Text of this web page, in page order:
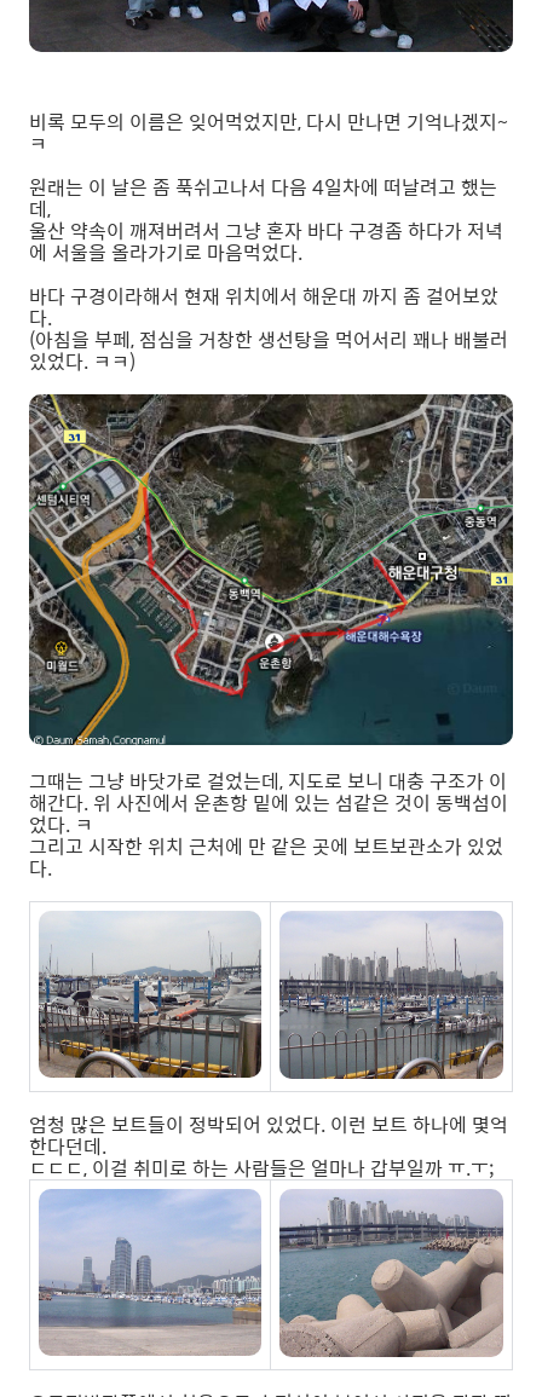
비록 모두의 이름은 잊어먹었지만, 다시 만나면 기억나겠지~
ㅋ
원래는 이 날은 좀 푹쉬고나서 다음 4일차에 떠날려고 했는
데,
울산 약속이 깨져버려서 그냥 혼자 바다 구경좀 하다가 저녁
에 서울을 올라가기로 마음먹었다.
바다 구경이라해서 현재 위치에서 해운대 까지 좀 걸어보았
다.
(아침을 부페, 점심을 거창한 생선탕을 먹어서리 꽤나 배불러
있었다. ㅋㅋ)
그때는 그냥 바닷가로 걸었는데, 지도로 보니 대충 구조가 이
해간다. 위 사진에서 운촌항 밑에 있는 섬같은 것이 동백섬이
었다. ㅋ
그리고 시작한 위치 근처에 만 같은 곳에 보트보관소가 있었
다.
엄청 많은 보트들이 정박되어 있었다. 이런 보트 하나에 몇억
한다던데.
ㄷㄷㄷ, 이걸 취미로 하는 사람들은 얼마나 갑부일까 ㅠ.ㅜ;